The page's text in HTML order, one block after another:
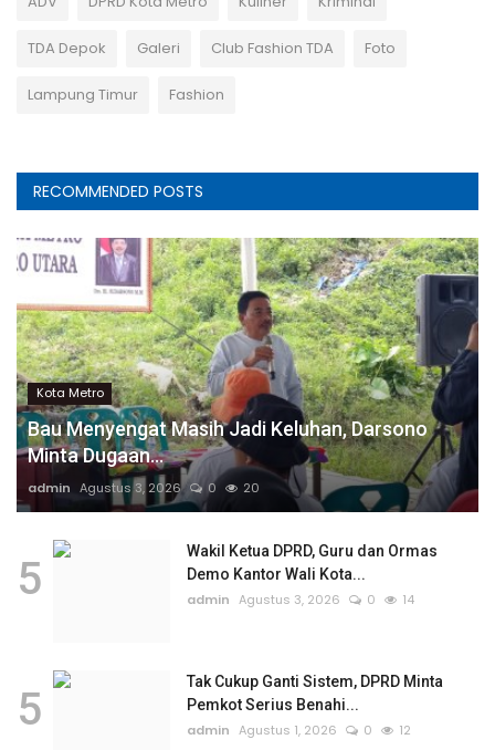
TDA Depok Galeri Club Fashion TDA Foto
Lampung Timur Fashion
RECOMMENDED POSTS
Kota Metro
Bau Menyengat Masih Jadi Keluhan, Darsono
Minta Dugaan...
admin Agustus 3, 2026 0 20
5
Wakil Ketua DPRD, Guru dan Ormas
Demo Kantor Wali Kota...
admin Agustus 3, 2026 0 14
5
Tak Cukup Ganti Sistem, DPRD Minta
Pemkot Serius Benahi...
admin Agustus 1, 2026 0 12